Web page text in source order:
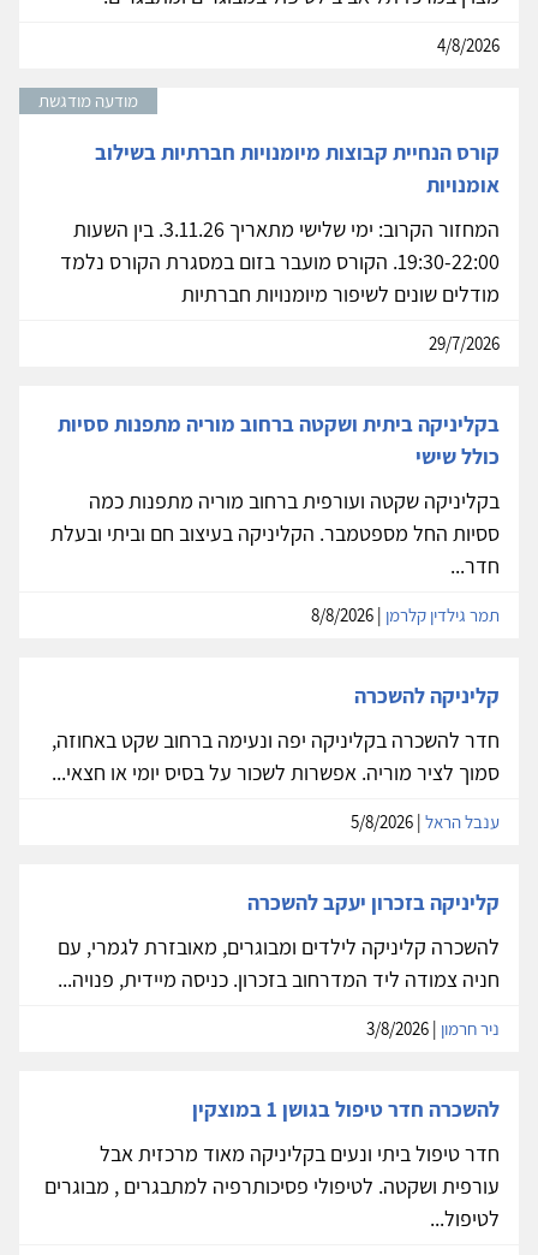
4/8/2026
מודעה מודגשת
קורס הנחיית קבוצות מיומנויות חברתיות בשילוב
אומנויות
המחזור הקרוב: ימי שלישי מתאריך 3.11.26. בין השעות
19:30-22:00. הקורס מועבר בזום במסגרת הקורס נלמד
מודלים שונים לשיפור מיומנויות חברתיות
29/7/2026
בקליניקה ביתית ושקטה ברחוב מוריה מתפנות ססיות
כולל שישי
בקליניקה שקטה ועורפית ברחוב מוריה מתפנות כמה
ססיות החל מספטמבר. הקליניקה בעיצוב חם וביתי ובעלת
חדר...
תמר גילדין קלרמן
קליניקה להשכרה
חדר להשכרה בקליניקה יפה ונעימה ברחוב שקט באחוזה,
סמוך לציר מוריה. אפשרות לשכור על בסיס יומי או חצאי...
ענבל הראל
קליניקה בזכרון יעקב להשכרה
להשכרה קליניקה לילדים ומבוגרים, מאובזרת לגמרי, עם
חניה צמודה ליד המדרחוב בזכרון. כניסה מיידית, פנויה...
ניר חרמון
להשכרה חדר טיפול בגושן 1 במוצקין
חדר טיפול ביתי ונעים בקליניקה מאוד מרכזית אבל
עורפית ושקטה. לטיפולי פסיכותרפיה למתבגרים , מבוגרים
לטיפול...